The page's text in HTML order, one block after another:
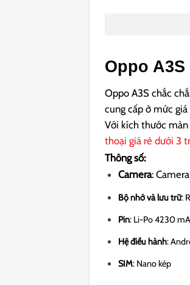
Oppo A3S
Oppo A3S chắc
cung cấp ở mức
Với kích thước
thoại giá rẻ dưới 3
Thông số:
Camera:
Bộ nhớ và lưu trữ:
Pin: Li-Po 4230
Hệ điều hành:
SIM: Nano kép